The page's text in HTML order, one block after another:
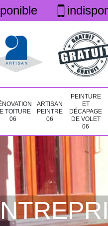
TOITURE
06
ARTISAN
PEINTRE
06
PEINTURE
ET
DÉCAPAGE
DE VOLET
06